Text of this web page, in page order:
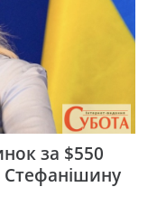
за $550
Стефанішину